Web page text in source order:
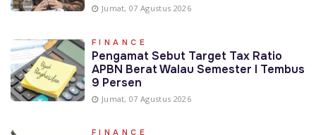
Jumat, 07 Agustus 2026
FINANCE
Pengamat Sebut Target Tax Ratio
APBN Berat Walau Semester I Tembus
9 Persen
Jumat, 07 Agustus 2026
FINANCE